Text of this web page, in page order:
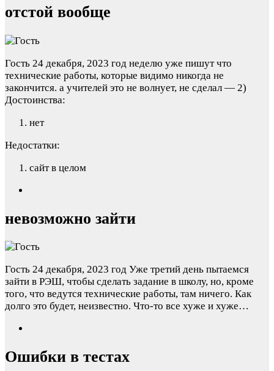
отстой вообще
Гость 24 декабря, 2023 год неделю уже пишут что
технические работы, которые видимо никогда не
закончится. а учителей это не волнует, не сделал — 2)
Достоинства:
нет
Недостатки:
сайт в целом
невозможно зайти
Гость 24 декабря, 2023 год Уже третий день пытаемся
зайти в РЭШ, чтобы сделать задание в школу, но, кроме
того, что ведутся технические работы, там ничего. Как
долго это будет, неизвестно. Что-то все хуже и хуже…
Ошибки в тестах